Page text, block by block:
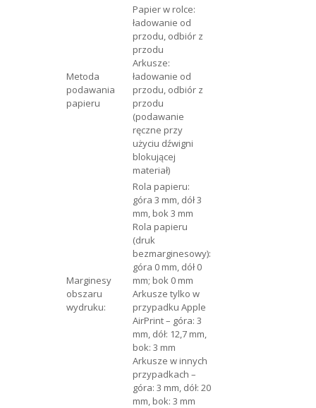
Metoda
podawania
papieru
Papier w rolce:
ładowanie od
przodu, odbiór z
przodu
Arkusze:
ładowanie od
przodu, odbiór z
przodu
(podawanie
ręczne przy
użyciu dźwigni
blokującej
materiał)
Marginesy
obszaru
wydruku:
Rola papieru:
góra 3 mm, dół 3
mm, bok 3 mm
Rola papieru
(druk
bezmarginesowy):
góra 0 mm, dół 0
mm; bok 0 mm
Arkusze tylko w
przypadku Apple
AirPrint – góra: 3
mm, dół: 12,7 mm,
bok: 3 mm
Arkusze w innych
przypadkach –
góra: 3 mm, dół: 20
mm, bok: 3 mm